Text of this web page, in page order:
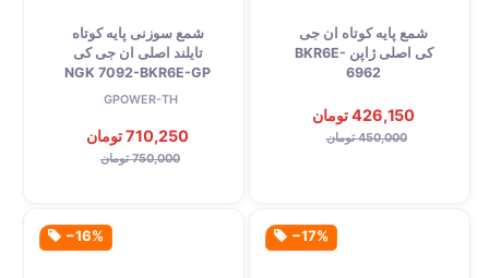
شمع پایه کوتاه ان جی
کی اصلی ژاپن BKR6E-
6962
426,150 تومان
450,000 تومان
شمع سوزنی پایه کوتاه
تایلند اصلی ان جی کی
NGK 7092-BKR6E-GP
GPOWER-TH
710,250 تومان
750,000 تومان
‎−17%
‎−16%